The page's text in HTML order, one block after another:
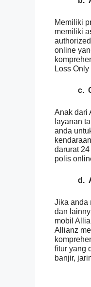
Memiliki
memiliki
online
Loss
c.
Anak dari
layanan
anda
darurat
polis
d.
Jika anda
dan
mobil
Allianz
fitur yang
banjir,